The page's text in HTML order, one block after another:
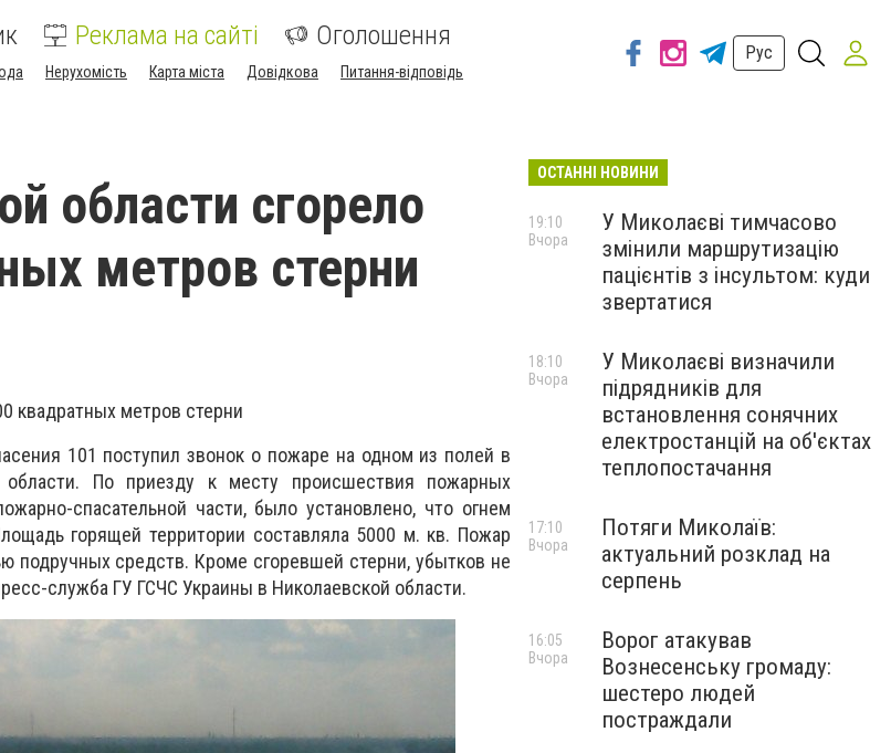
Реклама на сайті Оголошення
Нерухомість Карта міста Довідкова Питання-відповідь
Рус
области сгорело
метров стерни
квадратных метров стерни
101 поступил звонок о пожаре на одном из полей в
области. По приезду к месту происшествия пожарных
спасательной части, было установлено, что огнем
горящей территории составляла 5000 м. кв. Пожар
подручных средств. Кроме сгоревшей стерни, убытков не
служба ГУ ГСЧС Украины в Николаевской области.
ОСТАННІ НОВИНИ
У Миколаєві тимчасово
змінили маршрутизацію
пацієнтів з інсультом: куди
звертатися
19:10
Вчора
У Миколаєві визначили
підрядників для
встановлення сонячних
електростанцій на об'єктах
теплопостачання
18:10
Вчора
Потяги Миколаїв:
актуальний розклад на
серпень
17:10
Вчора
Ворог атакував
Вознесенську громаду:
шестеро людей
постраждали
16:05
Вчора